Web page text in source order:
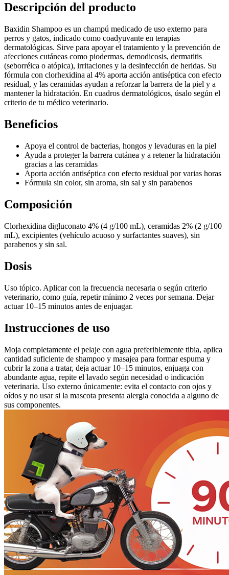
Descripción del producto
Baxidin Shampoo es un champú medicado de uso externo para
perros y gatos, indicado como coadyuvante en terapias
dermatológicas. Sirve para apoyar el tratamiento y la prevención de
afecciones cutáneas como piodermas, demodicosis, dermatitis
(seborréica o atópica), irritaciones y la desinfección de heridas. Su
fórmula con clorhexidina al 4% aporta acción antiséptica con efecto
residual, y las ceramidas ayudan a reforzar la barrera de la piel y a
mantener la hidratación. En cuadros dermatológicos, úsalo según el
criterio de tu médico veterinario.
Beneficios
Apoya el control de bacterias, hongos y levaduras en la piel
Ayuda a proteger la barrera cutánea y a retener la hidratación
gracias a las ceramidas
Aporta acción antiséptica con efecto residual por varias horas
Fórmula sin color, sin aroma, sin sal y sin parabenos
Composición
Clorhexidina digluconato 4% (4 g/100 mL), ceramidas 2% (2 g/100
mL), excipientes (vehículo acuoso y surfactantes suaves), sin
parabenos y sin sal.
Dosis
Uso tópico. Aplicar con la frecuencia necesaria o según criterio
veterinario, como guía, repetir mínimo 2 veces por semana. Dejar
actuar 10–15 minutos antes de enjuagar.
Instrucciones de uso
Moja completamente el pelaje con agua preferiblemente tibia, aplica
cantidad suficiente de shampoo y masajea para formar espuma y
cubrir la zona a tratar, deja actuar 10–15 minutos, enjuaga con
abundante agua, repite el lavado según necesidad o indicación
veterinaria. Uso externo únicamente: evita el contacto con ojos y
oídos y no usar si la mascota presenta alergia conocida a alguno de
sus componentes.